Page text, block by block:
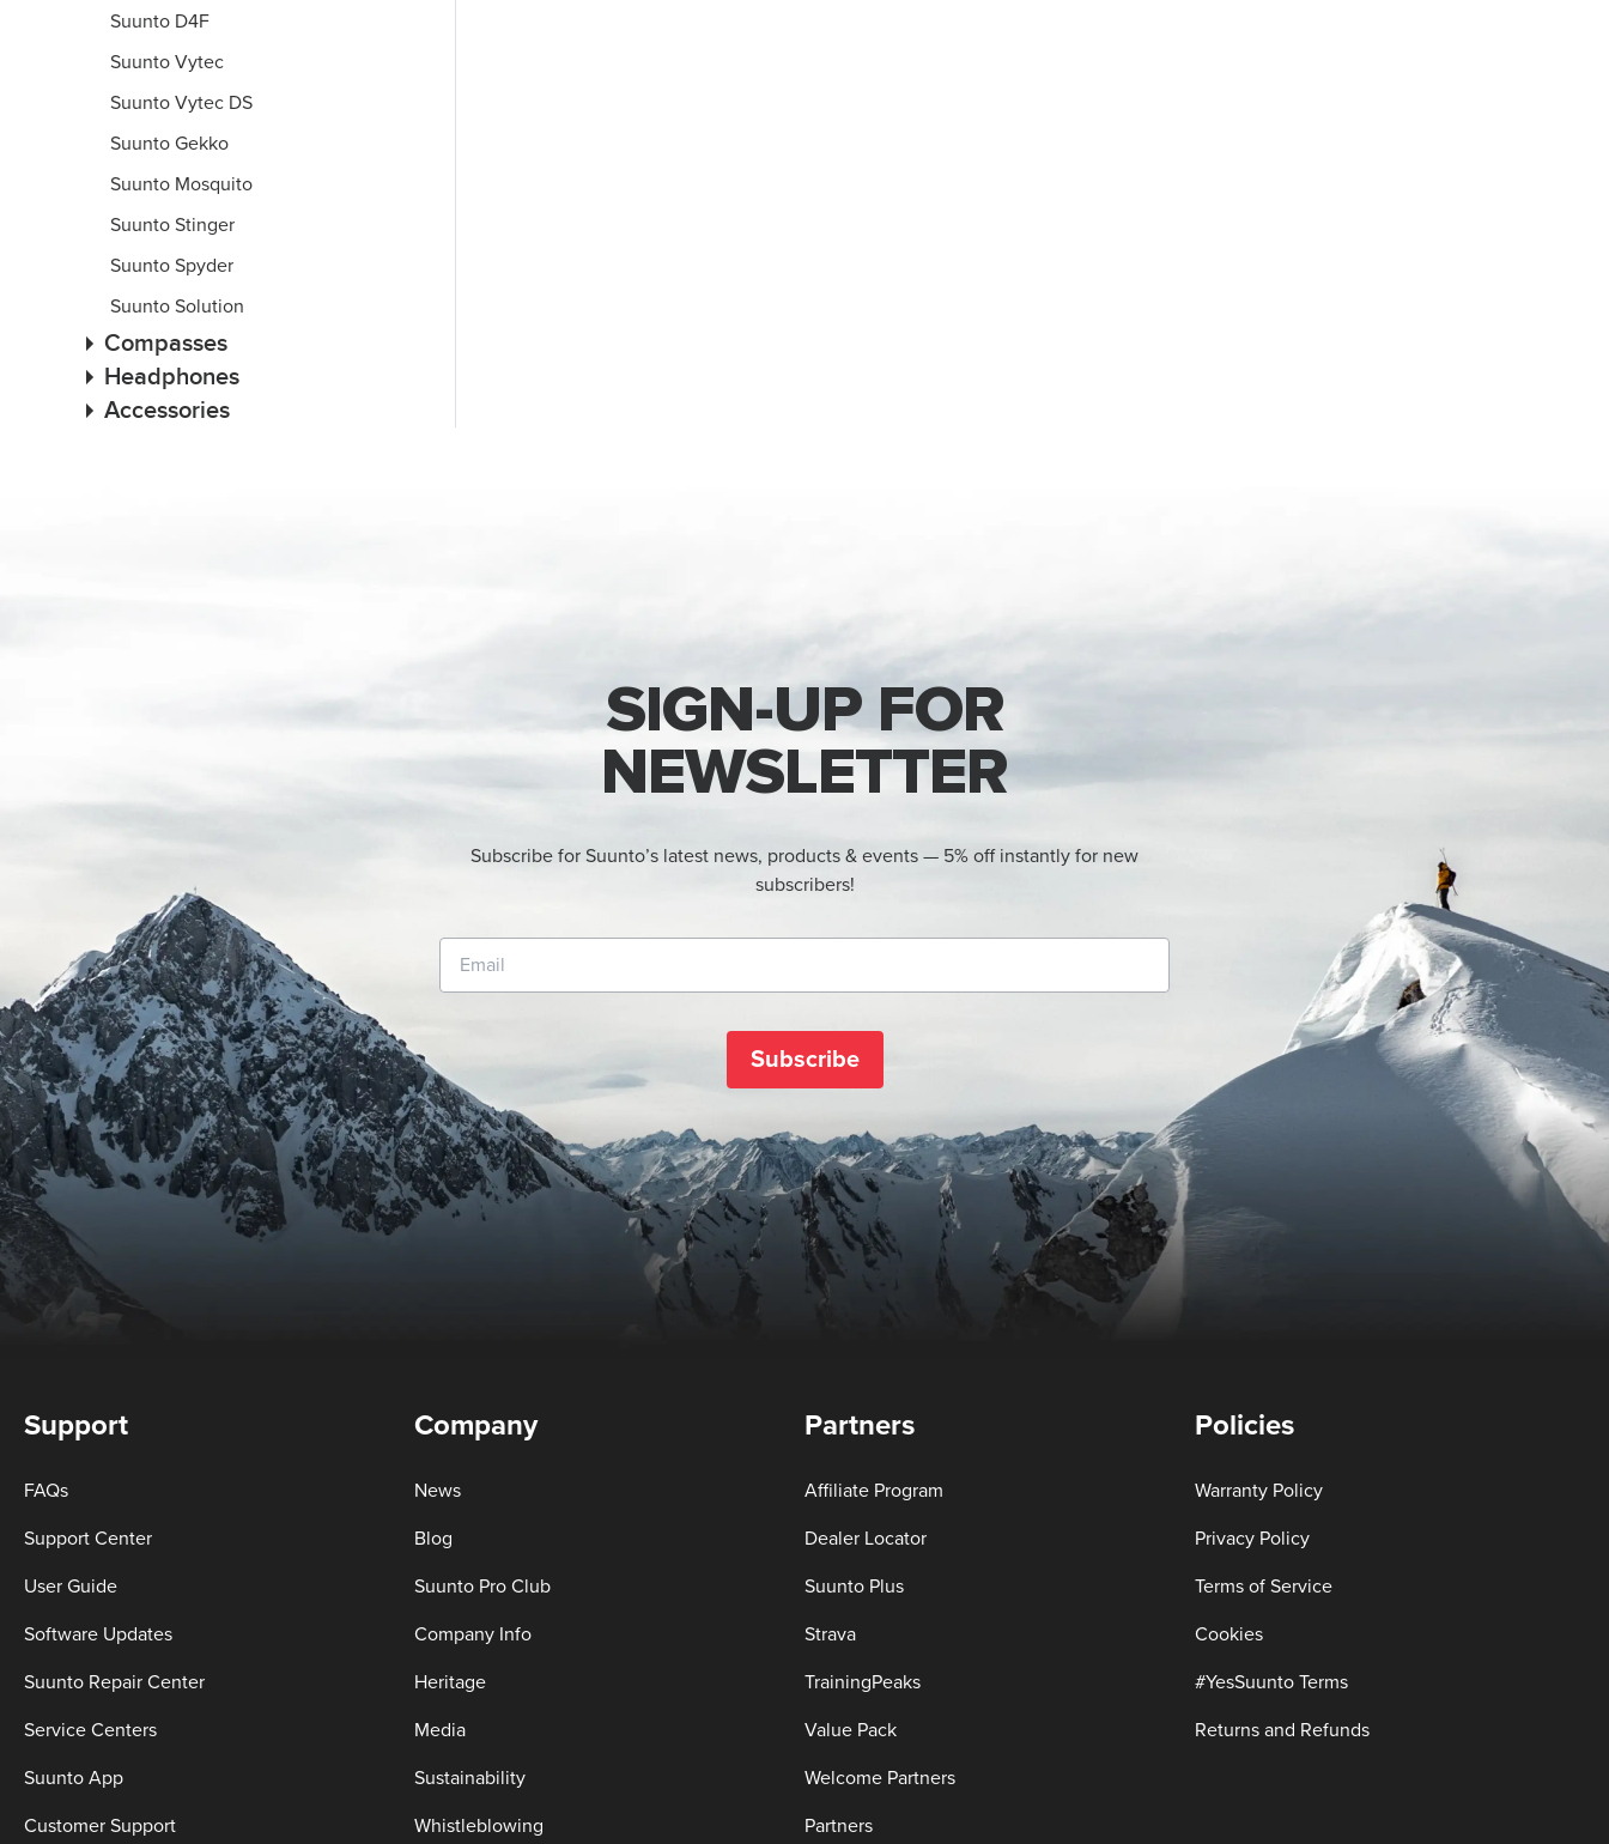
Suunto D4F
Suunto Vytec
Suunto Vytec DS
Suunto Gekko
Suunto Mosquito
Suunto Stinger
Suunto Spyder
Suunto Solution
Compasses
Headphones
Accessories
SIGN-UP FOR
NEWSLETTER
Subscribe for Suunto’s latest news, products & events — 5% off instantly for new
subscribers!
Subscribe
Support
FAQs
Support Center
User Guide
Software Updates
Suunto Repair Center
Service Centers
Suunto App
Customer Support
Company
News
Blog
Suunto Pro Club
Company Info
Heritage
Media
Sustainability
Whistleblowing
Partners
Affiliate Program
Dealer Locator
Suunto Plus
Strava
TrainingPeaks
Value Pack
Welcome Partners
Partners
Policies
Warranty Policy
Privacy Policy
Terms of Service
Cookies
#YesSuunto Terms
Returns and Refunds